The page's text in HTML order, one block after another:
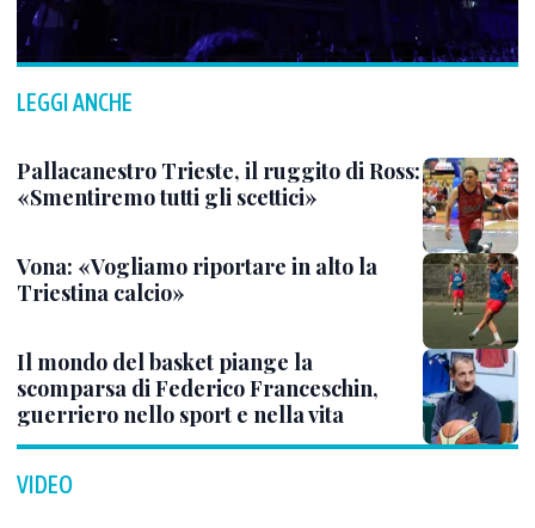
LEGGI ANCHE
Pallacanestro Trieste, il ruggito di Ross:
«Smentiremo tutti gli scettici»
Vona: «Vogliamo riportare in alto la
Triestina calcio»
Il mondo del basket piange la
scomparsa di Federico Franceschin,
guerriero nello sport e nella vita
VIDEO